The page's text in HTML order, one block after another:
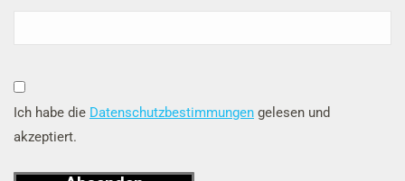
Ich habe die Datenschutzbestimmungen gelesen und
akzeptiert.